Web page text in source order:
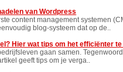
van Wordpress
content management systemen
blog-systeem dat op de..
Hier wat tips om het efficiënter
gaan samen.
geeft tips om je verga..